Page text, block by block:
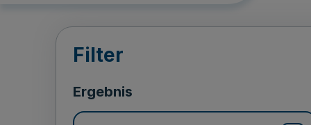
Suchergebnisse
Filter
Ergebnis